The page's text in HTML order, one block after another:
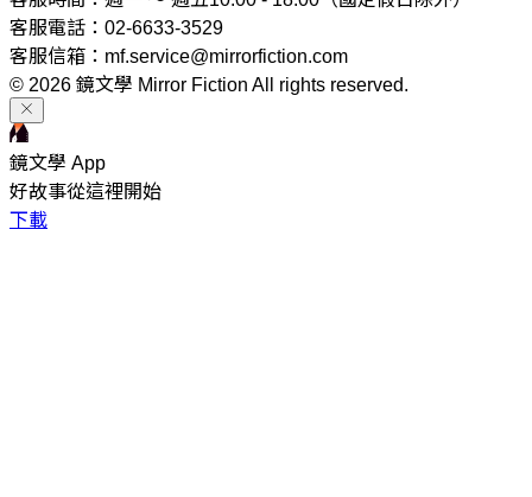
客服電話：02-6633-3529
客服信箱：mf.service@mirrorfiction.com
© 2026 鏡文學 Mirror Fiction All rights reserved.
鏡文學 App
好故事從這裡開始
下載